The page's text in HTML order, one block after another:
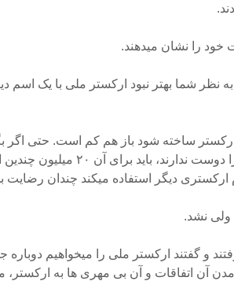
خود را نشان میدهند.
نظر شما بهتر نبود ارکستر ملی با یک اسم
میلیون ۵۰ میلیون این موسیقی را دوست
ارکستری دیگر استفاده میکند چندان
ولی نشد.
و گفتند ارکستر ملی را میخواهیم دوباره
آن اتفاقات و آن بی مهری ها به ارکستر،